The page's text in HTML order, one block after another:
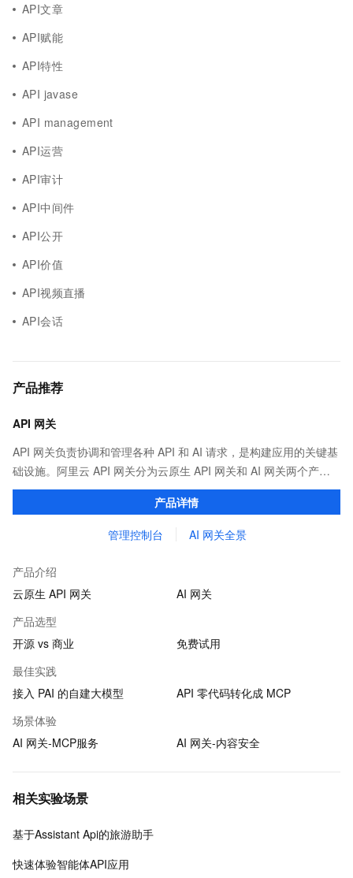
API文章
API赋能
API特性
API javase
API management
API运营
API审计
API中间件
API公开
API价值
API视频直播
API会话
产品推荐
API 网关
API 网关负责协调和管理各种 API 和 AI 请求，是构建应用的关键基
础设施。阿里云 API 网关分为云原生 API 网关和 AI 网关两个产
品。
产品详情
管理控制台 AI 网关全景
产品介绍
云原生 API 网关
AI 网关
产品选型
开源 vs 商业
免费试用
最佳实践
接入 PAI 的自建大模型
API 零代码转化成 MCP
场景体验
AI 网关-MCP服务
AI 网关-内容安全
相关实验场景
基于Assistant Api的旅游助手
快速体验智能体API应用